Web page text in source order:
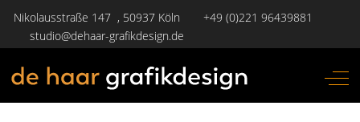
Nikolausstraße 147 , 50937 Köln
+49 (0)221 96439881
studio@dehaar-grafikdesign.de
Off-